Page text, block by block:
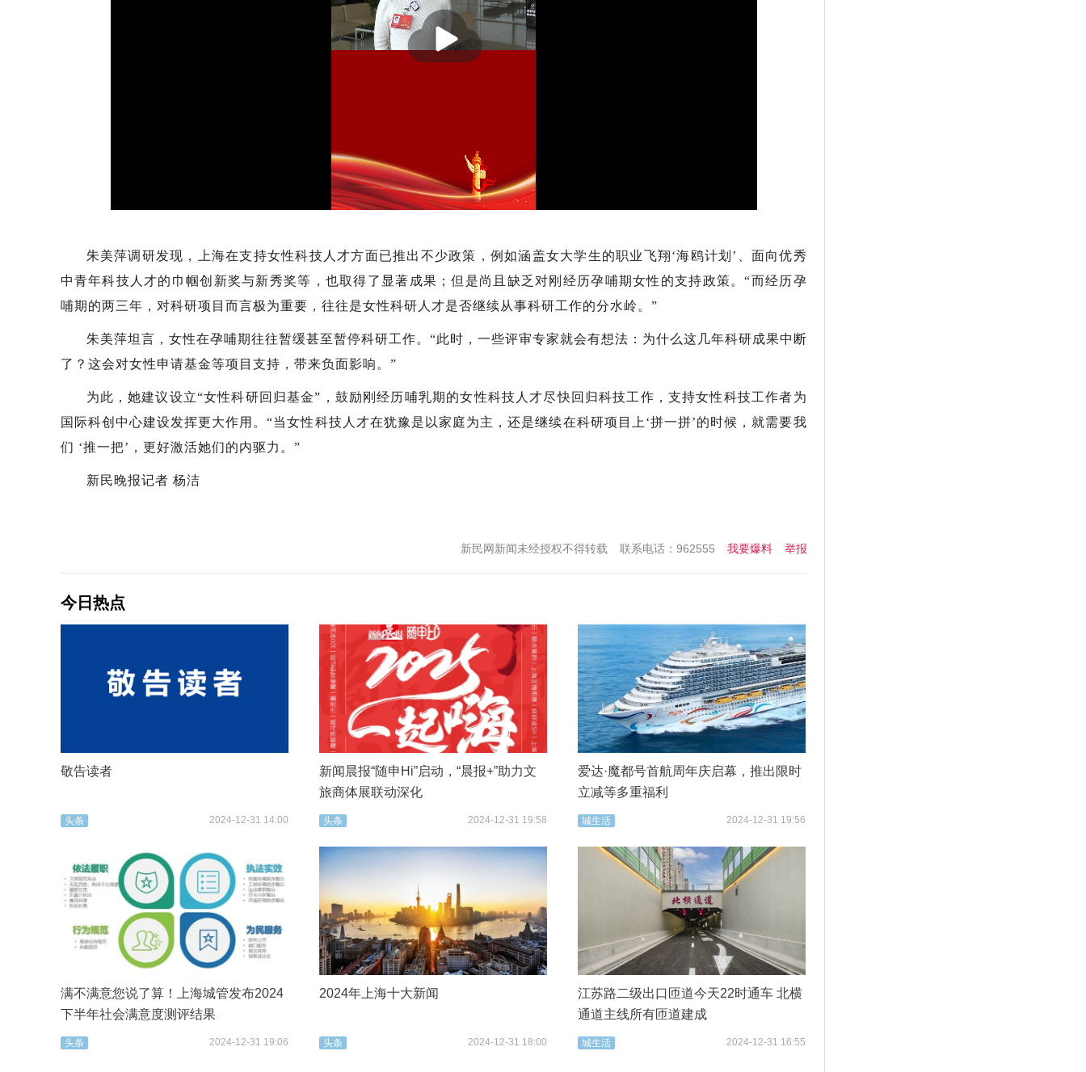
播
放
朱美萍调研发现，上海在支持女性科技人才方面已推出不少政策，例如涵盖女大学生的职业飞翔‘海鸥计划’、面向优秀
中青年科技人才的巾帼创新奖与新秀奖等，也取得了显著成果；但是尚且缺乏对刚经历孕哺期女性的支持政策。“而经历孕
哺期的两三年，对科研项目而言极为重要，往往是女性科研人才是否继续从事科研工作的分水岭。”
朱美萍坦言，女性在孕哺期往往暂缓甚至暂停科研工作。“此时，一些评审专家就会有想法：为什么这几年科研成果中断
了？这会对女性申请基金等项目支持，带来负面影响。”
为此，她建议设立“女性科研回归基金”，鼓励刚经历哺乳期的女性科技人才尽快回归科技工作，支持女性科技工作者为
国际科创中心建设发挥更大作用。“当女性科技人才在犹豫是以家庭为主，还是继续在科研项目上‘拼一拼’的时候，就需要我
们 ‘推一把’，更好激活她们的内驱力。”
新民晚报记者 杨洁
举报
我要爆料
联系电话：962555
新民网新闻未经授权不得转载
今日热点
敬告读者
头条 2024-12-31 14:00
新闻晨报“随申Hi”启动，“晨报+”助力文
旅商体展联动深化
头条 2024-12-31 19:58
爱达·魔都号首航周年庆启幕，推出限时
立减等多重福利
城生活 2024-12-31 19:56
满不满意您说了算！上海城管发布2024
下半年社会满意度测评结果
头条 2024-12-31 19:06
2024年上海十大新闻
头条 2024-12-31 18:00
江苏路二级出口匝道今天22时通车 北横
通道主线所有匝道建成
城生活 2024-12-31 16:55